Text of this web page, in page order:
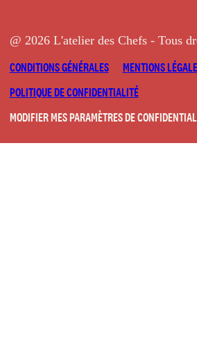
@ 2026 L'atelier des Chefs - Tous
CONDITIONS GÉNÉRALES
MENTIONS
POLITIQUE DE CONFIDENTIALITÉ
MODIFIER MES PARAMÈTRES DE